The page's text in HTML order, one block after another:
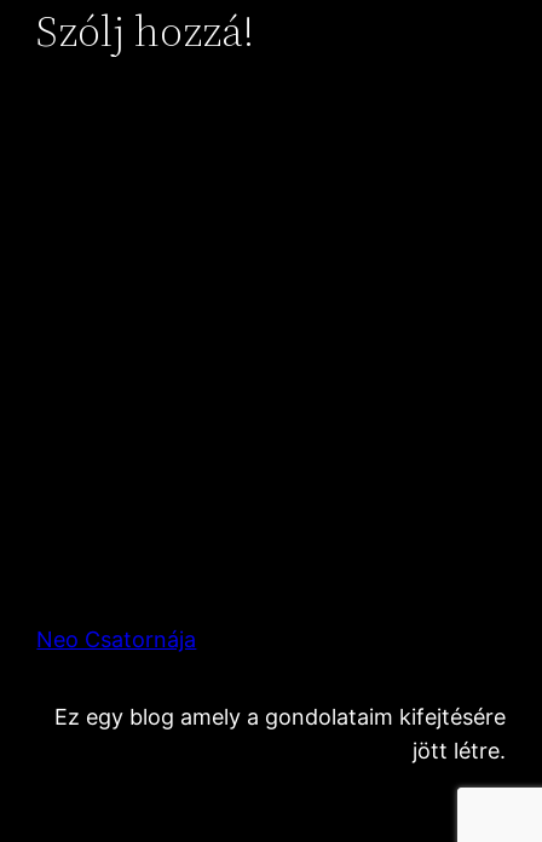
Szólj hozzá!
Neo Csatornája
Ez egy blog amely a gondolataim kifejtésére
jött létre.